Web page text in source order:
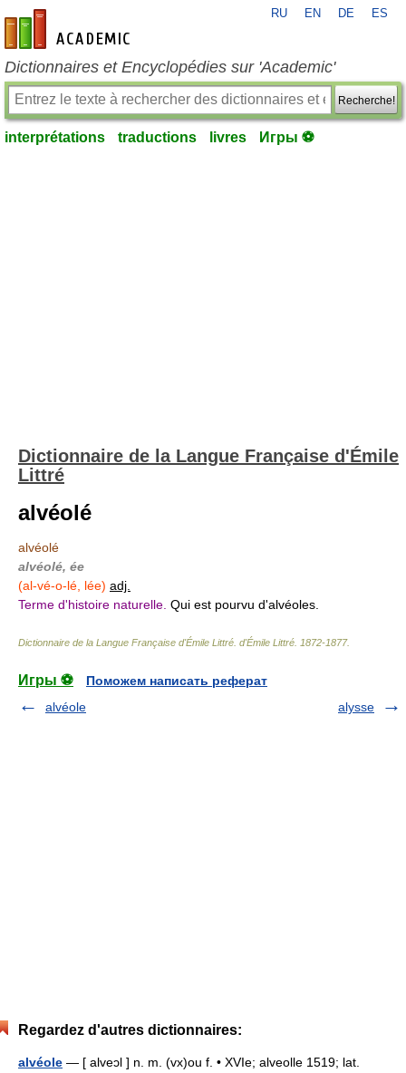
fr-academic.com
RU EN DE ES
Dictionnaires et Encyclopédies sur 'Academic'
Recherche!
interprétations traductions livres Игры ⚽
Dictionnaire de la Langue Française d'Émile
Littré
alvéolé
alvéolé
alvéolé, ée
(al-vé-o-lé, lée) adj.
Terme d'histoire naturelle. Qui est pourvu d'alvéoles.
Dictionnaire de la Langue Française d'Émile Littré d'Émile Littré 1872-1877.
Игры ⚽
Поможем написать реферат
alvéole
alysse
Regardez d'autres dictionnaires:
alvéole — [ alveɔl ] n. m. (vx)ou f. • XVIe; alveolle 1519; lat.